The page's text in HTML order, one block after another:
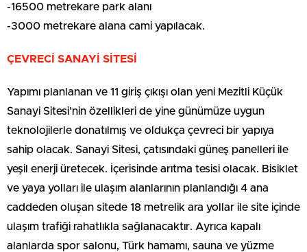
-16500 metrekare park alanı
-3000 metrekare alana cami yapılacak.
ÇEVRECİ SANAYİ SİTESİ
Yapımı planlanan ve 11 giriş çıkışı olan yeni Mezitli Küçük
Sanayi Sitesi’nin özellikleri de yine günümüze uygun
teknolojilerle donatılmış ve oldukça çevreci bir yapıya
sahip olacak. Sanayi Sitesi, çatısındaki güneş panelleri ile
yeşil enerji üretecek. İçerisinde arıtma tesisi olacak. Bisiklet
ve yaya yolları ile ulaşım alanlarının planlandığı 4 ana
caddeden oluşan sitede 18 metrelik ara yollar ile site içinde
ulaşım trafiği rahatlıkla sağlanacaktır. Ayrıca kapalı
alanlarda spor salonu, Türk hamamı, sauna ve yüzme